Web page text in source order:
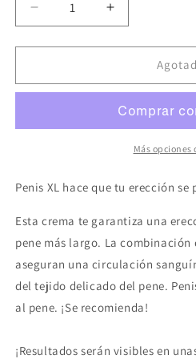
Reducir
cantidad
para
-
PACK
CREMA
Aumentar
cantidad
para
COBECO
-
DUO
PACK
CAPSULAS
CREMA
Más opciones
Penis XL hace que tu erección
Esta crema te garantiza una
pene más largo. La combinación
aseguran una circulación
del tejido delicado del pene.
al pene. ¡Se recomienda!
¡Resultados serán visibles en